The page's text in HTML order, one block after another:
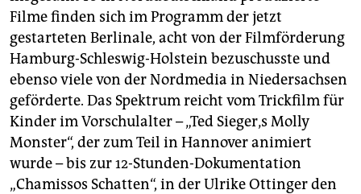
genossenschaft
epaper login
Filme finden sich im Programm der jetzt
gestarteten Berlinale, acht von der Filmförderung
Hamburg-Schleswig-Holstein bezuschusste und
ebenso viele von der Nordmedia in Niedersachsen
geförderte. Das Spektrum reicht vom Trickfilm für
Kinder im Vorschulalter – „Ted Sieger‚s Molly
Monster“, der zum Teil in Hannover animiert
wurde – bis zur 12-Stunden-Dokumentation
„Chamissos Schatten“, in der Ulrike Ottinger den